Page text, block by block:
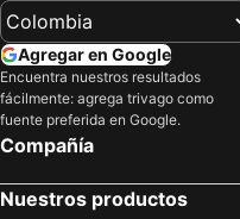
Hoteles en Quindío
Hoteles en Jamaica
Hoteles en Bahamas
Hoteles en Florida
Hoteles en Portugal
Agregar en Google
Encuentra nuestros resultados
fácilmente: agrega trivago como
fuente preferida en Google.
Compañía
Nuestros productos